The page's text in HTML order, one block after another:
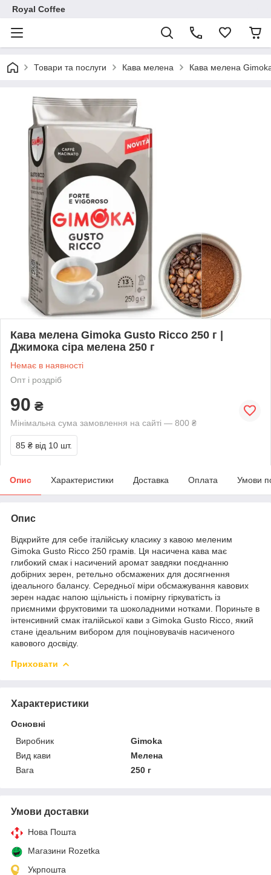
Royal Coffee
Товари та послуги Кава мелена Кава мелена
Кава мелена Gimoka Gusto Ricco 250 г |
Джимока сіра мелена 250 г
Немає в наявності
Опт і роздріб
90 ₴
Мінімальна сума замовлення на сайті — 800 ₴
85 ₴ від 10 шт.
Опис Характеристики Доставка Оплата Умови
Опис
Відкрийте для себе італійську класику з кавою меленим
Gimoka Gusto Ricco 250 грамів. Ця насичена кава має
глибокий смак і насичений аромат завдяки поєднанню
добірних зерен, ретельно обсмажених для досягнення
ідеального балансу. Середньої міри обсмажування кавових
зерен надає напою щільність і помірну гіркуватість із
приємними фруктовими та шоколадними нотками. Пориньте в
інтенсивний смак італійської кави з Gimoka Gusto Ricco, який
стане ідеальним вибором для поціновувачів насиченого
кавового досвіду.
Приховати
Характеристики
Основні
Виробник
Gimoka
Вид кави
Мелена
Вага
250 г
Умови доставки
Нова Пошта
Магазини Rozetka
Укрпошта